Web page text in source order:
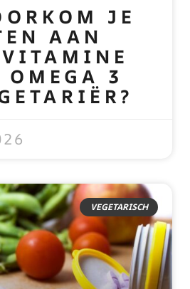
JE
AAN
3
VEGETARISCH